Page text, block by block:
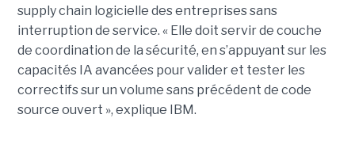
supply chain logicielle des entreprises sans
interruption de service. « Elle doit servir de couche
de coordination de la sécurité, en s’appuyant sur les
capacités IA avancées pour valider et tester les
correctifs sur un volume sans précédent de code
source ouvert », explique IBM.